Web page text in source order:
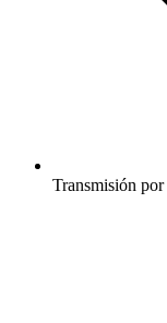
Transmisión